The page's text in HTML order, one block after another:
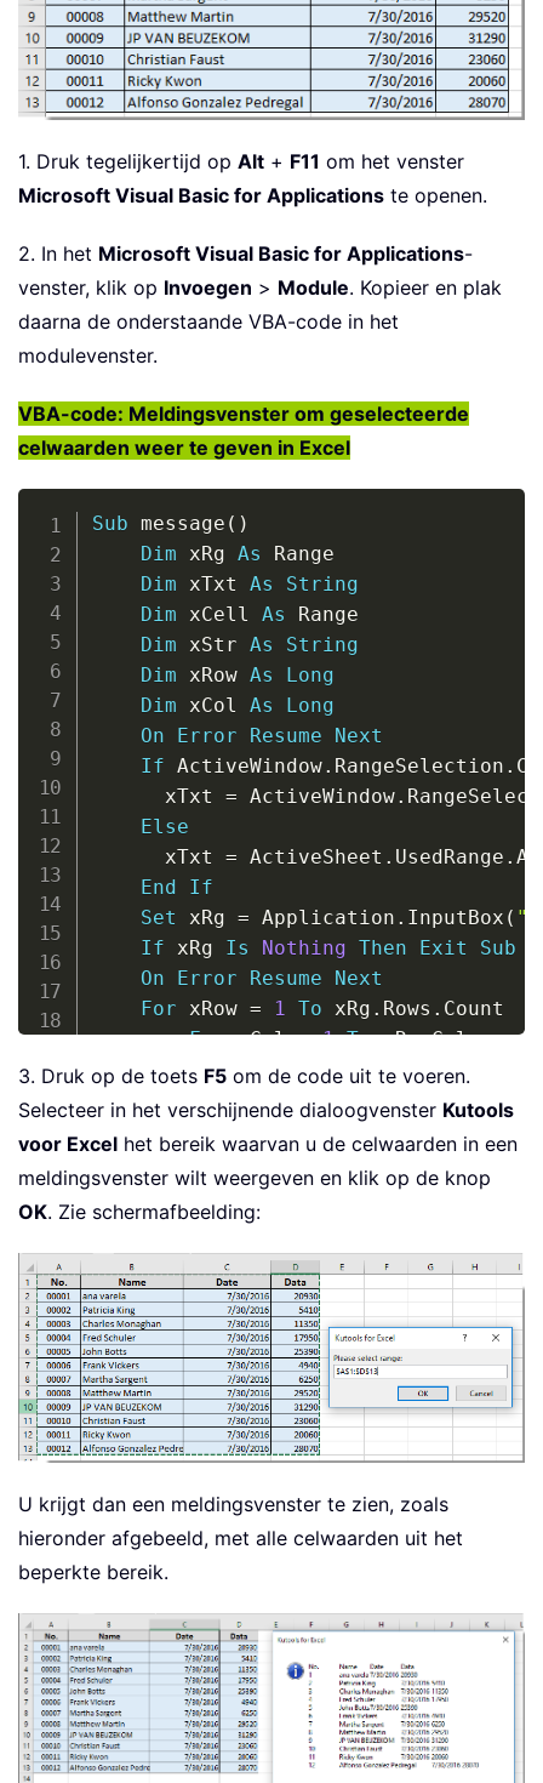
1. Druk tegelijkertijd op Alt + F11 om het venster
Microsoft Visual Basic for Applications te openen.
2. In het Microsoft Visual Basic for Applications-
venster, klik op Invoegen > Module. Kopieer en plak
daarna de onderstaande VBA-code in het
modulevenster.
VBA-code: Meldingsvenster om geselecteerde
celwaarden weer te geven in Excel
Sub message ( )
Dim xRg As Range
Dim xTxt As
String
Dim xCell As Range
Dim xStr As
String
Dim xRow As
Long
Dim xCol As
Long
On
Error Resume
Next
If ActiveWindow. RangeSelection .
      xTxt
= ActiveWindow.
Else
      xTxt
= ActiveSheet . UsedRange .
End
If
Set xRg = Application . InputBox (
If xRg Is Nothing Then Exit
Sub
On
Error Resume
Next
For xRow = 1 To xRg . Rows . Count
For xCol = 1 To xRg.Columns.
            xStr
= xStr & xRg.Cells
Next
        xStr
vbCrLf
Next
    MsgBox xStr
, vbInformation,
End
Sub
3. Druk op de toets F5 om de code uit te voeren.
Selecteer in het verschijnende dialoogvenster Kutools
voor Excel het bereik waarvan u de celwaarden in een
meldingsvenster wilt weergeven en klik op de knop
OK. Zie schermafbeelding:
U krijgt dan een meldingsvenster te zien, zoals
hieronder afgebeeld, met alle celwaarden uit het
beperkte bereik.